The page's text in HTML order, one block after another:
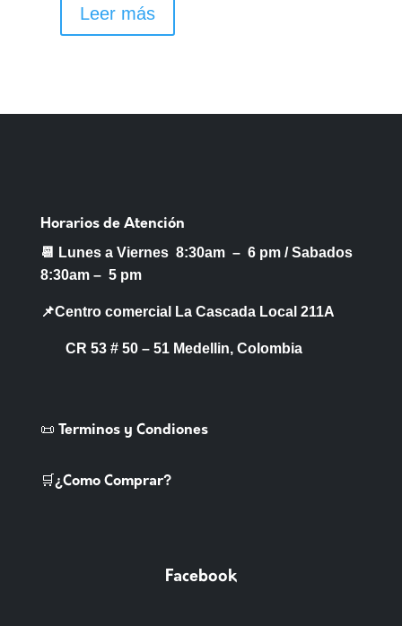
Leer más
Horarios de Atención
📆 Lunes a Viernes 8:30am – 6 pm /Sabados
8:30am – 5 pm
📌Centro comercial La Cascada Local 211A
CR 53 # 50 – 51 Medellin, Colombia
📜 Terminos y Condiones
🛒¿Como Comprar?
Facebook